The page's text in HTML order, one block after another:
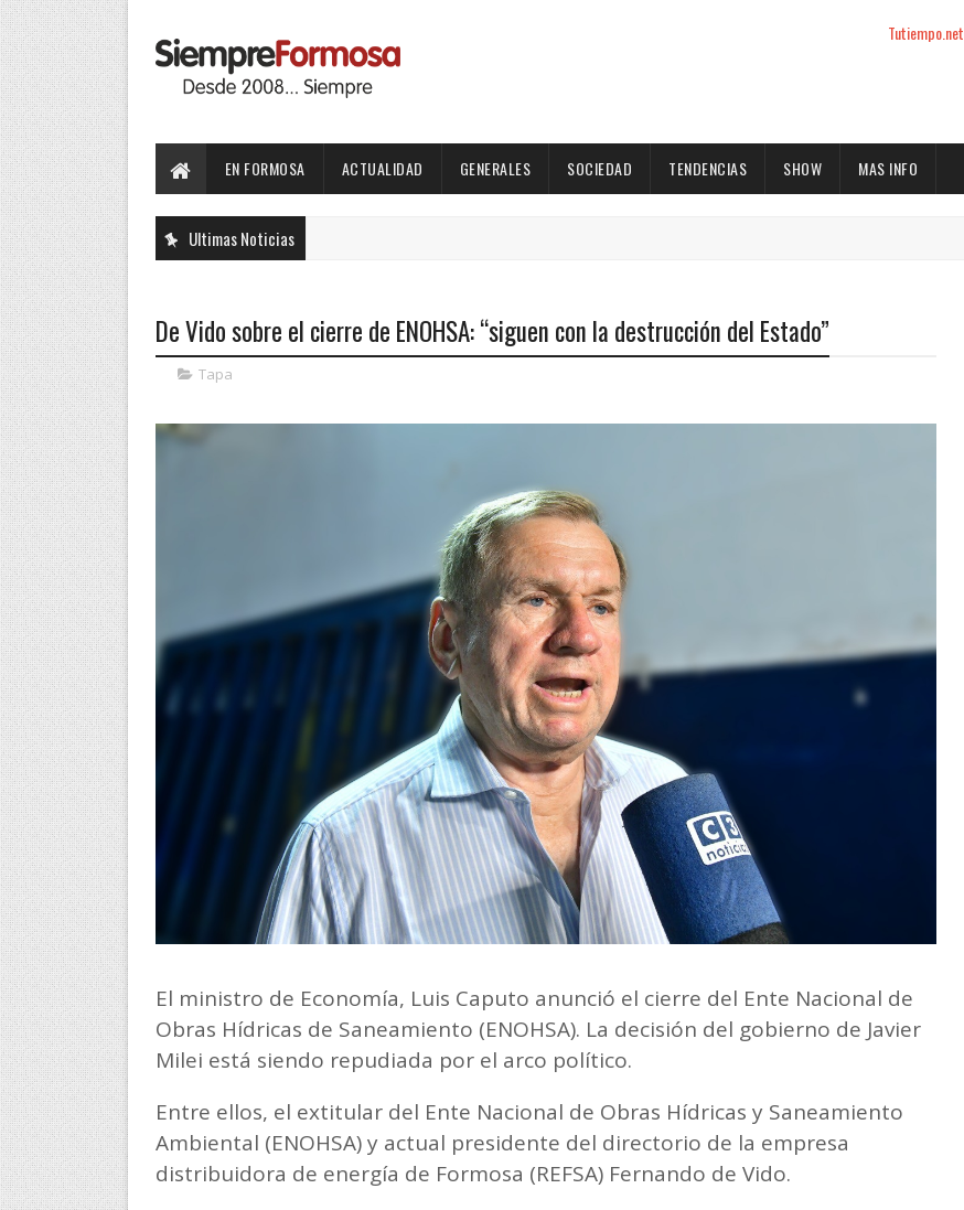
Tutiempo.net
EN FORMOSA ACTUALIDAD GENERALES SOCIEDAD TENDENCIAS SHOW MAS INFO
Ultimas Noticias
De Vido sobre el cierre de ENOHSA: “siguen con la destrucción del Estado”
Tapa
El ministro de Economía, Luis Caputo anunció el cierre del Ente Nacional de
Obras Hídricas de Saneamiento (ENOHSA). La decisión del gobierno de Javier
Milei está siendo repudiada por el arco político.
Entre ellos, el extitular del Ente Nacional de Obras Hídricas y Saneamiento
Ambiental (ENOHSA) y actual presidente del directorio de la empresa
distribuidora de energía de Formosa (REFSA) Fernando de Vido.